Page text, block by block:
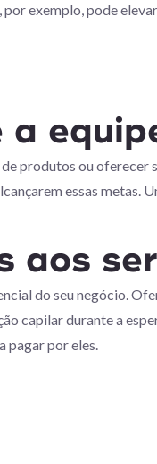
exemplo, pode
produtos ou oferecer
essas metas.
aos
do seu negócio.
capilar durante a
pagar por eles.